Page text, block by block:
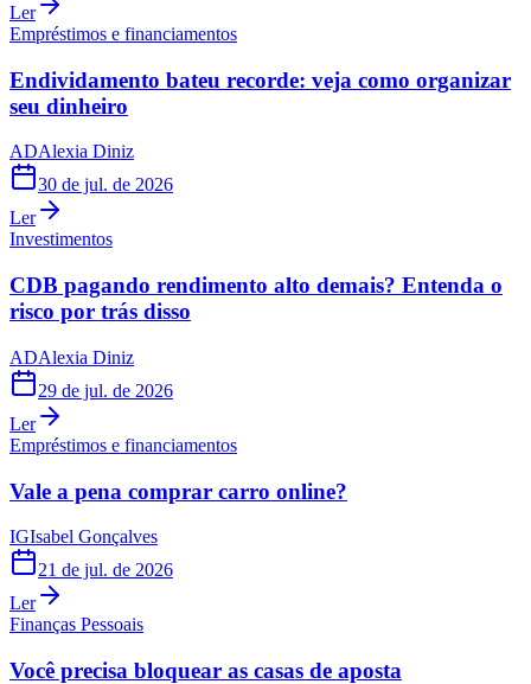
Ler
Empréstimos e financiamentos
Endividamento bateu recorde: veja como organizar
seu dinheiro
ADAlexia Diniz
30 de jul. de 2026
Ler
Investimentos
CDB pagando rendimento alto demais? Entenda o
risco por trás disso
ADAlexia Diniz
29 de jul. de 2026
Ler
Empréstimos e financiamentos
Vale a pena comprar carro online?
IGIsabel Gonçalves
21 de jul. de 2026
Ler
Finanças Pessoais
Você precisa bloquear as casas de aposta